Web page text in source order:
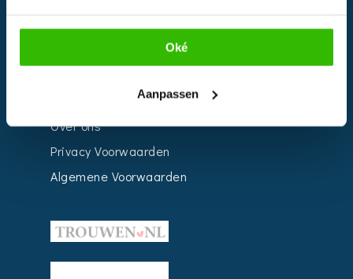
Oké
Aanpassen
Over ons
Privacy Voorwaarden
Algemene Voorwaarden